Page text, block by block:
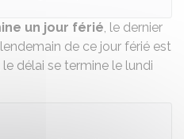
un jour férié, le dernier
de ce jour férié est
délai se termine le lundi